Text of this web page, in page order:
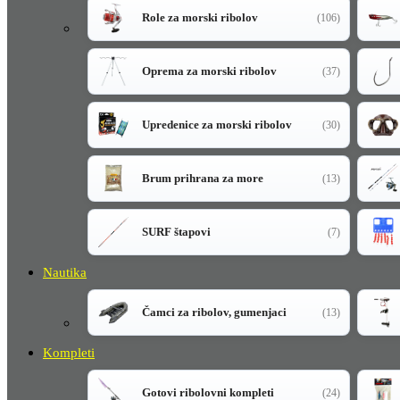
Role za morski ribolov (106)
Oprema za morski ribolov (37)
Upredenice za morski ribolov (30)
Brum prihrana za more (13)
SURF štapovi (7)
Nautika
Čamci za ribolov, gumenjaci (13)
Kompleti
Gotovi ribolovni kompleti (24)